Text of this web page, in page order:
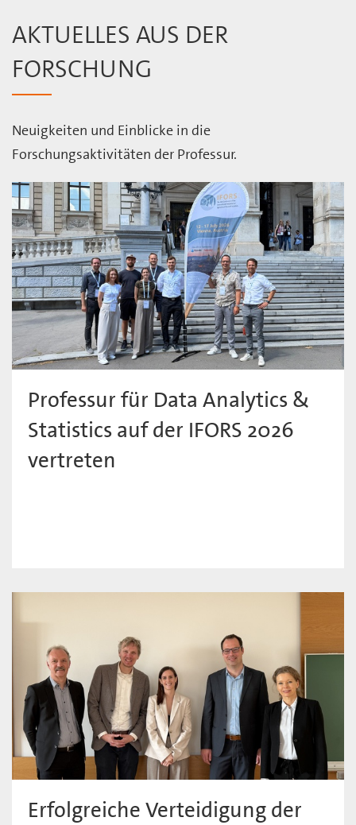
AKTUELLES AUS DER
FORSCHUNG
Neuigkeiten und Einblicke in die
Forschungsaktivitäten der Professur.
Professur für Data Analytics &
Statistics auf der IFORS 2026
vertreten
Erfolgreiche Verteidigung der